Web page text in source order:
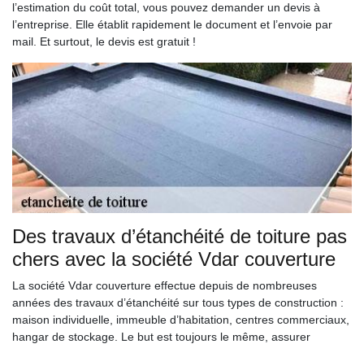
l’estimation du coût total, vous pouvez demander un devis à
l’entreprise. Elle établit rapidement le document et l’envoie par
mail. Et surtout, le devis est gratuit !
Des travaux d’étanchéité de toiture pas
chers avec la société Vdar couverture
La société Vdar couverture effectue depuis de nombreuses
années des travaux d’étanchéité sur tous types de construction :
maison individuelle, immeuble d’habitation, centres commerciaux,
hangar de stockage. Le but est toujours le même, assurer